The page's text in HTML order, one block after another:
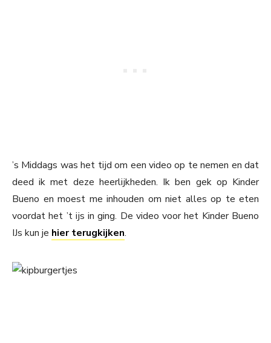
’s Middags was het tijd om een video op te nemen en dat
deed ik met deze heerlijkheden. Ik ben gek op Kinder
Bueno en moest me inhouden om niet alles op te eten
voordat het ’t ijs in ging. De video voor het Kinder Bueno
IJs kun je hier terugkijken.